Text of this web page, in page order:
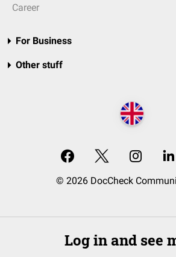
Career
For Business
Other stuff
© 2026 DocCheck
Log in and see